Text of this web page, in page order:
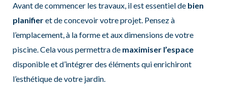
Avant de commencer les travaux, il est essentiel de bien
planifieret de concevoir votre projet. Pensez à
l’emplacement, à la forme et aux dimensions de votre
piscine. Cela vous permettra de maximiser l’espace
disponible et d’intégrer des éléments qui enrichiront
l’esthétique de votre jardin.